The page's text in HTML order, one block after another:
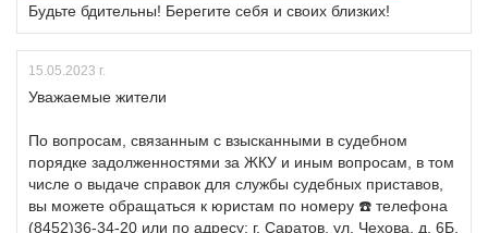
Будьте бдительны! Берегите себя и своих близких!
15.05.2023 г.
Уважаемые жители
По вопросам, связанным с взысканными в судебном
порядке задолженностями за ЖКУ и иным вопросам, в том
числе о выдаче справок для службы судебных приставов,
вы можете обращаться к юристам по номеру ☎️ телефона
(8452)36-34-20 или по адресу: г. Саратов, ул. Чехова, д. 6Б,